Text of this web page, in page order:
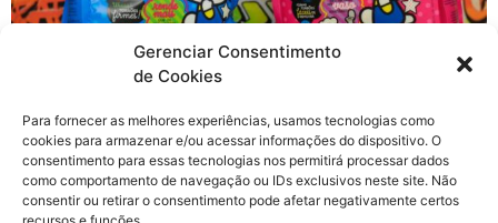
Gerenciar Consentimento
de Cookies
Para fornecer as melhores experiências, usamos tecnologias como
cookies para armazenar e/ou acessar informações do dispositivo. O
consentimento para essas tecnologias nos permitirá processar dados
como comportamento de navegação ou IDs exclusivos neste site. Não
consentir ou retirar o consentimento pode afetar negativamente certos
enlouquecida pela Hello Kitty e sempre estamos
acompanhando as novidades nas redes sociais. Já faz
um tempo que nos apaixonamos pela linha de produtos
da Hello Kitty para a Duki, mas as novidades não param